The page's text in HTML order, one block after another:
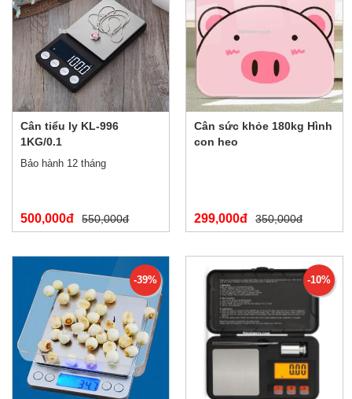
Cân tiểu ly KL-996
1KG/0.1
Bảo hành 12 tháng
500,000đ 550,000đ
Cân sức khỏe 180kg Hình
con heo
299,000đ 350,000đ
-39% -10%